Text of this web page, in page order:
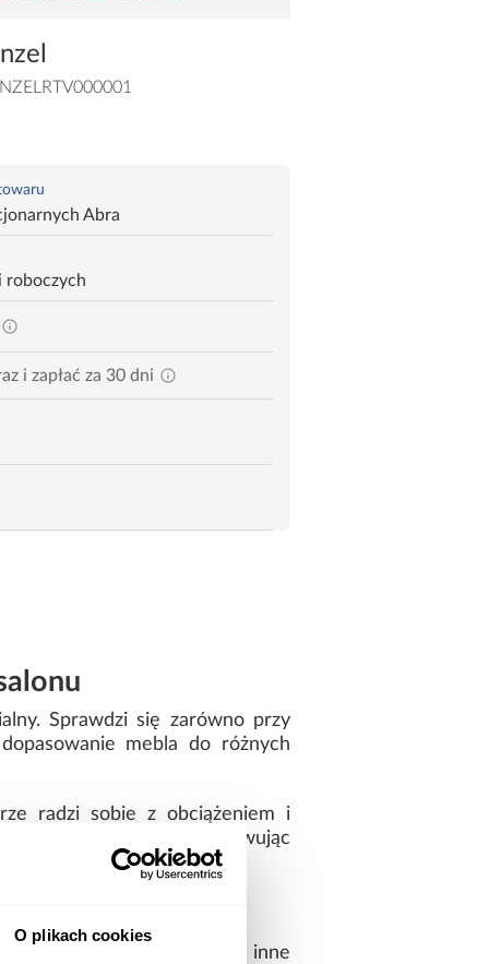
O plikach cookies
Abra
roboczych
i zapłać za 30 dni
Sprawdzi się zarówno przy
mebla do różnych
radzi sobie z obciążeniem i
wyposażenia, zachowując
RTV
piloty, kable, płyty czy inne